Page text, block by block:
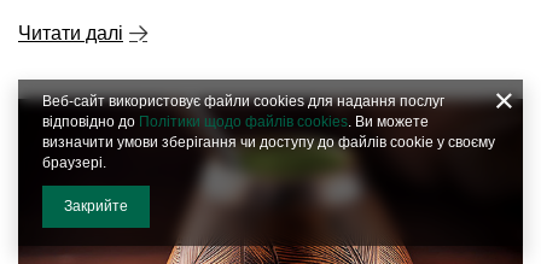
Читати далі
Веб-сайт використовує файли cookies для надання послуг
відповідно до Політики щодо файлів cookies. Ви можете
визначити умови зберігання чи доступу до файлів cookie у своєму
браузері.
Закрийте